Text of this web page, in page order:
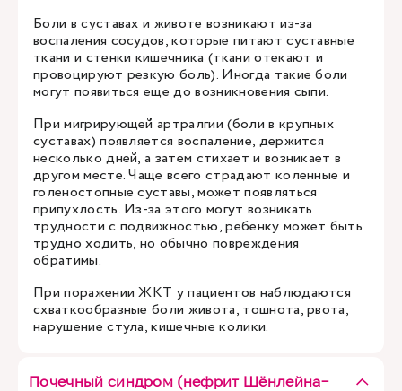
Боли в суставах и животе возникают из-за
воспаления сосудов, которые питают суставные
ткани и стенки кишечника (ткани отекают и
провоцируют резкую боль). Иногда такие боли
могут появиться еще до возникновения сыпи.
При мигрирующей артралгии (боли в крупных
суставах) появляется воспаление, держится
несколько дней, а затем стихает и возникает в
другом месте. Чаще всего страдают коленные и
голеностопные суставы, может появляться
припухлость. Из-за этого могут возникать
трудности с подвижностью, ребенку может быть
трудно ходить, но обычно повреждения
обратимы.
При поражении ЖКТ у пациентов наблюдаются
схваткообразные боли живота, тошнота, рвота,
нарушение стула, кишечные колики.
Почечный синдром (нефрит Шёнлейна-